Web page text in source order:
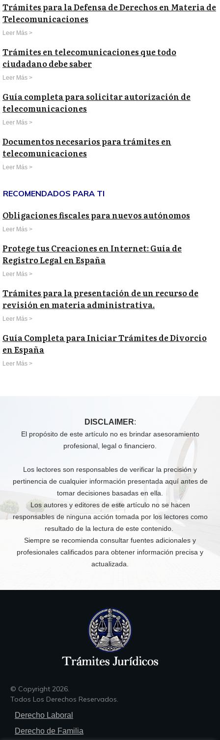
Trámites para la Defensa de Derechos en Materia de
Telecomunicaciones
Leer Más >
Trámites en telecomunicaciones que todo
ciudadano debe saber
Leer Más >
Guía completa para solicitar autorización de
telecomunicaciones
Leer Más >
Documentos necesarios para trámites en
telecomunicaciones
Leer Más >
RECOMENDADOS PARA TI
Obligaciones fiscales para nuevos autónomos
Leer Más >
Protege tus Creaciones en Internet: Guía de
Registro Legal en España
Leer Más >
Trámites para la presentación de un recurso de
revisión en materia administrativa.
Leer Más >
Guía Completa para Iniciar Trámites de Divorcio
en España
Leer Más >
DISCLAIMER:
El propósito de este artículo no es brindar asesoramiento
profesional, legal o financiero.
Los lectores son responsables de verificar la precisión y
pertinencia de cualquier información presentada aquí antes de
tomar decisiones basadas en ella.
Los autores y editores de este artículo no se hacen
responsables de ninguna acción tomada por los lectores como
resultado de la lectura de este contenido.
Siempre se recomienda consultar fuentes adicionales y
profesionales calificados para obtener información precisa y
actualizada.
© Copyright 2026.
Todos Los Derechos Reservados.
Derecho Laboral
Derecho de Familia